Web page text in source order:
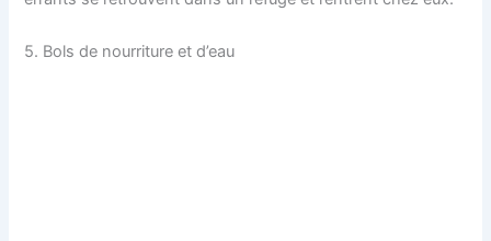
5. Bols de nourriture et d’eau